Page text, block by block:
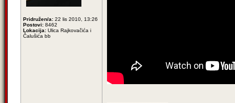
Pridružen/a: 22 lis 2010, 13:26
Postovi: 8462
Lokacija: Ulica Rajkovačića i
Čalušića bb